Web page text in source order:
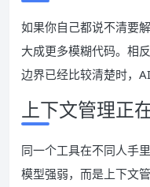
如果你自己都说不清要
大成更多模糊代码。相
边界已经比较清楚时，
上下文管理正
同一个工具在不同人手
模型强弱，而是上下文